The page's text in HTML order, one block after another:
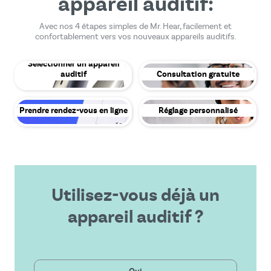
Avec nos 4 étapes simples de Mr. Hear, facilement et
confortablement vers vos nouveaux appareils auditifs.
Sélectionner un appareil
auditif
Consultation gratuite
Prendre rendez-vous en ligne Réglage personnalisé
Utilisez-vous déjà un
appareil auditif ?